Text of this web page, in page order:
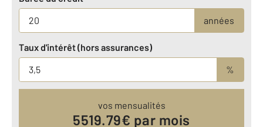
années
Taux d'intérêt (hors assurances)
%
vos mensualités
5519.79€ par mois